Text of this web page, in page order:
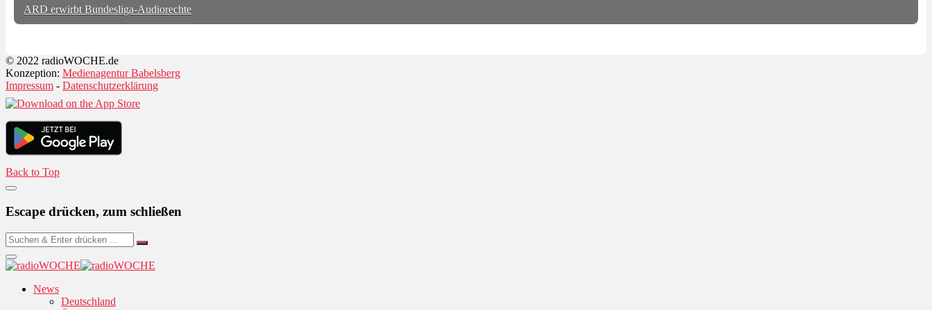
ARD erwirbt Bundesliga-Audiorechte
© 2022 radioWOCHE.de
Konzeption: Medienagentur Babelsberg
Impressum - Datenschutzerklärung
Back to Top
Escape drücken, zum schließen
News
Deutschland